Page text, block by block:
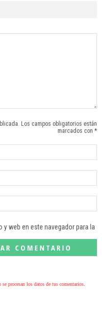
Los campos obligatorios están
marcados con *
web en este navegador para la
se procesan los datos de tus comentarios